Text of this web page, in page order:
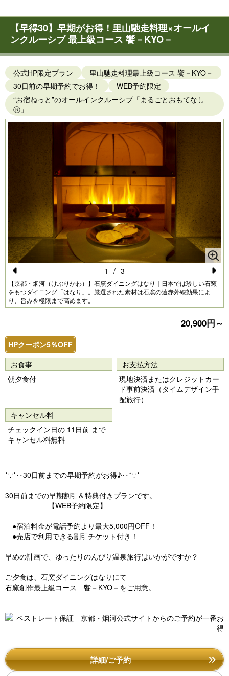
【早得30】早期がお得！里山馳走料理×オールイ
ンクルーシブ 最上級コース 饗－KYO－
公式HP限定プラン
里山馳走料理最上級コース 饗－KYO－
30日前の早期予約でお得！
WEB予約限定
“お宿ねっと”のオールインクルーシブ「まるごとおもてなし
Ⓡ」
Pr
e
u
s
【京都・烟河（けぶりかわ）】石窯ダイニングはなり｜日本では珍しい石窯
をもつダイニング「はなり」。厳選された素材は石窯の遠赤外線効果によ
り、旨みを極限まで高めます。
N
1 / 3
20,900円～
HPクーポン5％OFF
お食事
朝夕食付
お支払方法
現地決済またはクレジットカー
ド事前決済（タイムデザイン手
配旅行）
キャンセル料
チェックイン日の 11日前 まで
キャンセル料無料
*∵*‥30日前までの早期予約がお得♪‥*∵*
30日前までの早期割引＆特典付きプランです。
【WEB予約限定】
●宿泊料金が電話予約より最大5,000円OFF！
●売店で利用できる割引チケット付き！
早めの計画で、ゆったりのんびり温泉旅行はいかがですか？
ご夕食は、石窯ダイニングはなりにて
石窯創作最上級コース 饗－KYO－をご用意。
詳細/ご予約